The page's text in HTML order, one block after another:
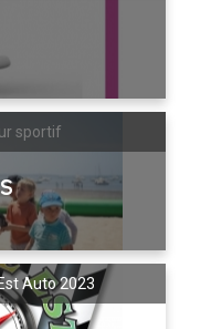
sportif
Auto 2023